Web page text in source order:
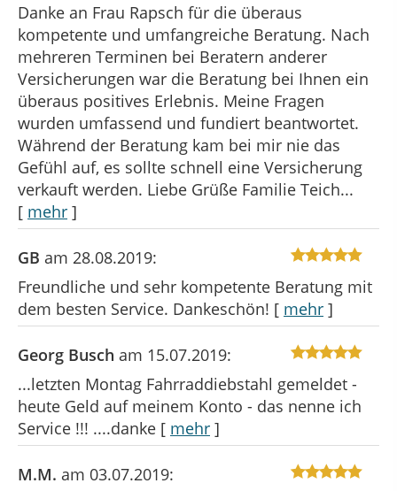
Danke an Frau Rapsch für die überaus
kompetente und umfangreiche Beratung. Nach
mehreren Terminen bei Beratern anderer
Versicherungen war die Beratung bei Ihnen ein
überaus positives Erlebnis. Meine Fragen
wurden umfassend und fundiert beantwortet.
Während der Beratung kam bei mir nie das
Gefühl auf, es sollte schnell eine Versicherung
verkauft werden. Liebe Grüße Familie Teich...
[ mehr ]
GB am 28.08.2019:
Freundliche und sehr kompetente Beratung mit
dem besten Service. Dankeschön! [ mehr ]
Georg Busch am 15.07.2019:
...letzten Montag Fahrraddiebstahl gemeldet -
heute Geld auf meinem Konto - das nenne ich
Service !!! ....danke [ mehr ]
M.M. am 03.07.2019: